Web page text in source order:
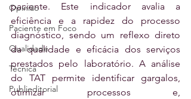
Opinião
Paciente em Foco
Qualidade
Técnica
Publieditorial
paciente. Este indicador avalia a
eficiência e a rapidez do processo
diagnóstico, sendo um reflexo direto
da qualidade e eficácia dos serviços
prestados pelo laboratório. A análise
do TAT permite identificar gargalos,
otimizar processos e,